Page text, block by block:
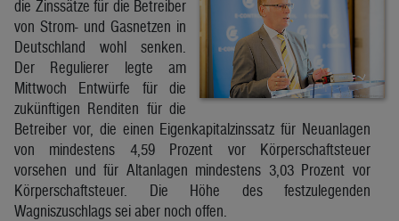
die Zinssätze für die Betreiber
von Strom- und Gasnetzen in
Deutschland wohl senken.
Der Regulierer legte am
Mittwoch Entwürfe für die
zukünftigen Renditen für die
Betreiber vor, die einen Eigenkapitalzinssatz für Neuanlagen
von mindestens 4,59 Prozent vor Körperschaftsteuer
vorsehen und für Altanlagen mindestens 3,03 Prozent vor
Körperschaftsteuer. Die Höhe des festzulegenden
Wagniszuschlags sei aber noch offen.